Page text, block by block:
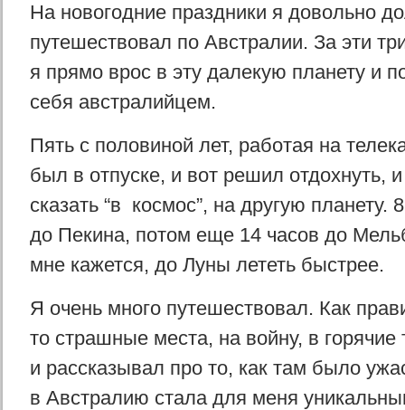
На новогодние праздники я довольно
путешествовал по Австралии. За эти
я прямо врос в эту далекую планету и
себя австралийцем.
Пять с половиной лет, работая на
был в отпуске, и вот решил отдохнуть,
сказать “в космос”, на другую планету.
до Пекина, потом еще 14 часов до
мне кажется, до Луны лететь быстрее.
Я очень много путешествовал. Как
то страшные места, на войну, в горячие
и рассказывал про то, как там было
в Австралию стала для меня